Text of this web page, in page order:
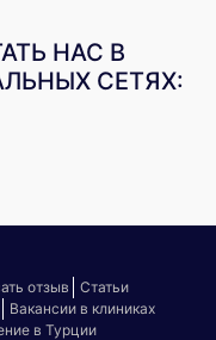
НАС В
СЕТЯХ:
отзыв
Статьи
Вакансии в клиниках
в Турции